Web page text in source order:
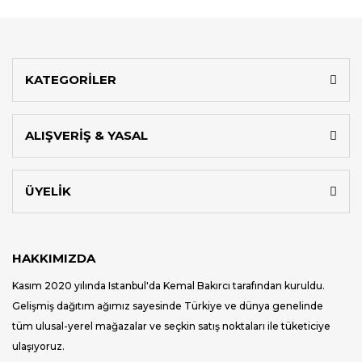
KATEGORİLER
ALIŞVERİŞ & YASAL
ÜYELİK
HAKKIMIZDA
Kasım 2020 yılında Istanbul'da Kemal Bakırcı tarafından kuruldu.
Gelişmiş dağıtım ağımız sayesinde Türkiye ve dünya genelinde
tüm ulusal-yerel mağazalar ve seçkin satış noktaları ile tüketiciye
ulaşıyoruz.